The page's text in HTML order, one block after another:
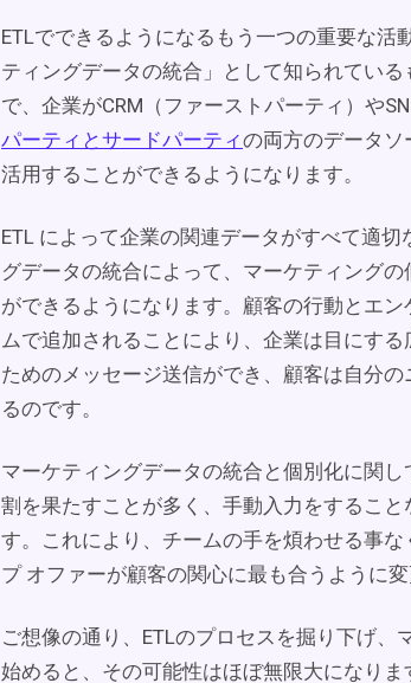
ETLでできるようになるもう一つの重要な活
ティングデータの統合」として知られてい
で、企業がCRM（ファーストパーティ）や
パーティとサードパーティの両方のデータソ
活用することができるようになります。
ETL によって企業の関連データがすべて適
グデータの統合によって、マーケティング
ができるようになります。顧客の行動とエ
ムで追加されることにより、企業は目にす
ためのメッセージ送信ができ、顧客は自分
るのです。
マーケティングデータの統合と個別化に関
割を果たすことが多く、手動入力をするこ
す。これにより、チームの手を煩わせる事
プ オファーが顧客の関心に最も合うように変
ご想像の通り、ETLのプロセスを掘り下げ
始めると、その可能性はほぼ無限大になり